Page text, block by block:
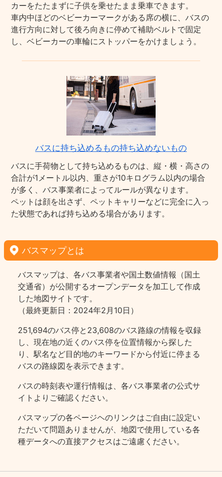
カーをたたまずに子供を乗せたまま乗車できます。
車内中ほどのベビーカーマークがある席の横に、バスの
進行方向に対して後ろ向きに停めて補助ベルトで固定
し、ベビーカーの車輪にストッパーをかけましょう。
バスに持ち込めるもの持ち込めないもの
バスに手荷物として持ち込めるものは、縦・横・高さの
合計が1メートル以内、重さが10キログラム以内の場合
が多く、バス事業者によってルールが異なります。
ペットは顔を出さず、ペットキャリーなどに完全に入っ
た状態であれば持ち込める場合があります。
バスマップとは
バスマップは、各バス事業者や国土数値情報（国土
交通省）が公開するオープンデータを加工して作成
した地図サイトです。
（最終更新日：2024年2月10日）
251,694のバス停と23,608のバス路線の情報を収録
し、現在地の近くのバス停を位置情報から探した
り、駅名など目的地のキーワードから付近に停まる
バスの路線図を表示できます。
バスの時刻表や運行情報は、各バス事業者の公式サ
イトよりご確認ください。
バスマップの各ページヘのリンクはご自由に設定い
ただいて問題ありませんが、地図で使用している各
種データへの直接アクセスはご遠慮ください。